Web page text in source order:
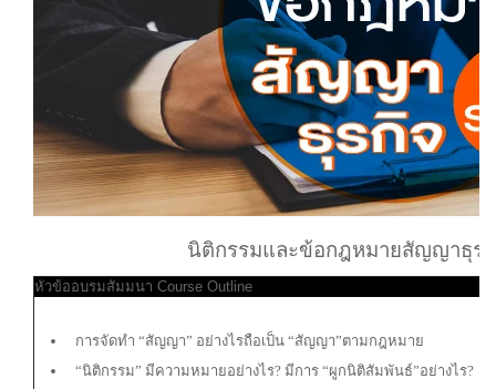
นิติกรรมและข้อกฎหมายสัญญาธุรกิ
หัวข้ออบรมสัมมนา Course Outline
การจัดทำ “สัญญา” อย่างไรถือเป็น “สัญญา”ตามกฎหมาย
“นิติกรรม” มีความหมายอย่างไร? มีการ “ผูกนิติสัมพันธ์”อย่างไร?